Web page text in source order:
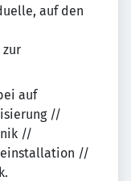
auf den
auf
//
//
//